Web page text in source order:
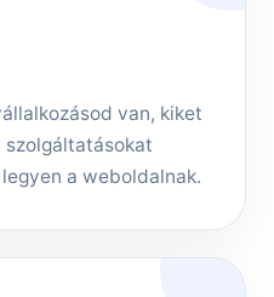
van, kiket
szolgáltatásokat
a weboldalnak.